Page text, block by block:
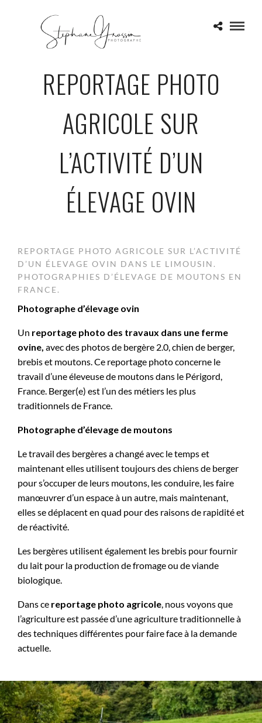
REPORTAGE PHOTO
AGRICOLE SUR
L’ACTIVITÉ D’UN
ÉLEVAGE OVIN
REPORTAGE PHOTO AGRICOLE SUR L’ACTIVITÉ
D’UN ÉLEVAGE OVIN DANS LE LIMOUSIN.
PHOTOGRAPHIES D’ÉLEVAGE DE MOUTONS EN
FRANCE.
Photographe d’élevage ovin
Un reportage photo des travaux dans une ferme
ovine, avec des photos de bergère 2.0, chien de berger,
brebis et moutons. Ce reportage photo concerne le
travail d’une éleveuse de moutons dans le Périgord,
France. Berger(e) est l’un des métiers les plus
traditionnels de France.
Photographe d’élevage de moutons
Le travail des bergères a changé avec le temps et
maintenant elles utilisent toujours des chiens de berger
pour s’occuper de leurs moutons, les conduire, les faire
manœuvrer d’un espace à un autre, mais maintenant,
elles se déplacent en quad pour des raisons de rapidité et
de réactivité.
Les bergères utilisent également les brebis pour fournir
du lait pour la production de fromage ou de viande
biologique.
Dans ce reportage photo agricole, nous voyons que
l’agriculture est passée d’une agriculture traditionnelle à
des techniques différentes pour faire face à la demande
actuelle.